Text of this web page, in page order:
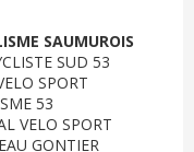
SAUMUROIS
SUD 53
SPORT
53
VELO SPORT
GONTIER